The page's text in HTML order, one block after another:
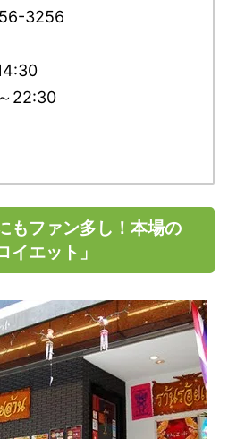
3256
22:30
もファン多し！本場の
イエット」